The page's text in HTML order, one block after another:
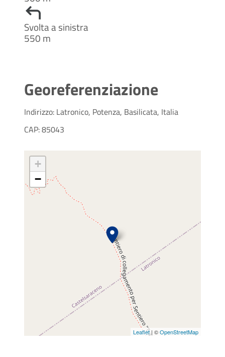
Svolta a sinistra
550 m
Georeferenziazione
Indirizzo: Latronico, Potenza, Basilicata, Italia
CAP: 85043
+
−
Leaflet| ©OpenStreetMap